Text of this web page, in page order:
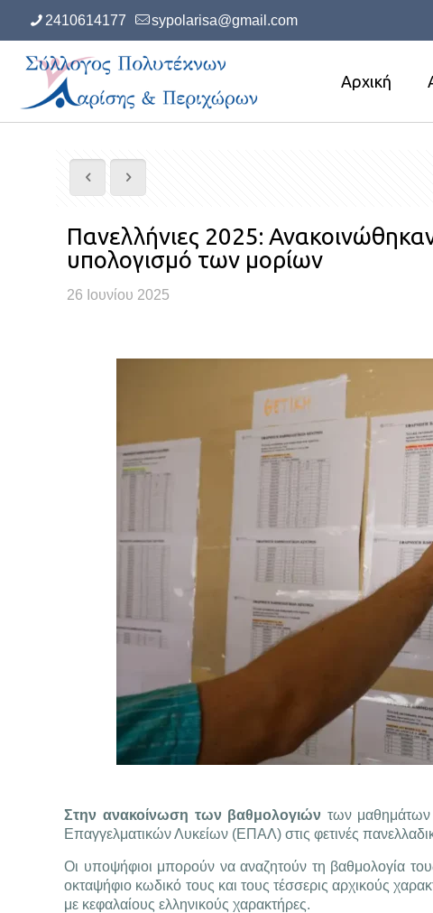
2410614177 sypolarisa@gmail.com
Αρχική
Πανελλήνιες 2025: Ανακοινώθηκαν
υπολογισμό των μορίων
26 Ιουνίου 2025
Στην ανακοίνωση των βαθμολογιών των
Επαγγελματικών Λυκείων (ΕΠΑΛ) στις φετινές
Οι υποψήφιοι μπορούν να αναζητούν τη βαθμολογία
οκταψήφιο κωδικό τους και τους τέσσερις αρχικούς
με κεφαλαίους ελληνικούς χαρακτήρες.